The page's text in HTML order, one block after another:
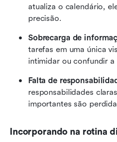
atualiza o calendário,
precisão.
Sobrecarga de
tarefas em uma única
intimidar ou confundir a
Falta de
responsabilidades
importantes são
Incorporando na rotina